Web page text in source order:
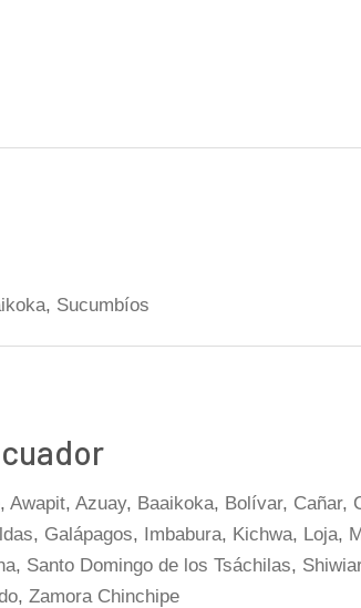
, Sucumbíos
, Awapit, Azuay, Baaikoka, Bolívar, Cañar,
, Galápagos, Imbabura, Kichwa, Loja,
, Santo Domingo de los Tsáchilas, Shiwiar
, Zamora Chinchipe